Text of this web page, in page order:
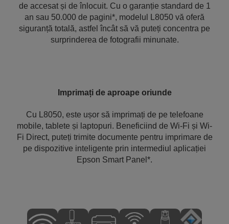
de accesat și de înlocuit. Cu o garanție standard de 1
an sau 50.000 de pagini*, modelul L8050 vă oferă
siguranță totală, astfel încât să vă puteți concentra pe
surprinderea de fotografii minunate.
Imprimați de aproape oriunde
Cu L8050, este ușor să imprimați de pe telefoane
mobile, tablete și laptopuri. Beneficiind de Wi-Fi și Wi-
Fi Direct, puteți trimite documente pentru imprimare de
pe dispozitive inteligente prin intermediul aplicației
Epson Smart Panel*.